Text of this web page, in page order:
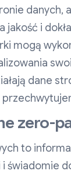
danych,
jakość i
mogą
dane
zero-
to
świadomie